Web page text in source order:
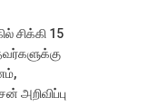
சிக்கி 15
அறிவிப்பு